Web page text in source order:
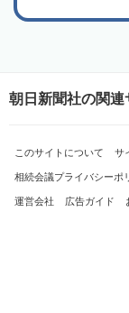
朝日新聞社の関連
このサイトについて サ
相続会議プライバシーポ
運営会社 広告ガイド